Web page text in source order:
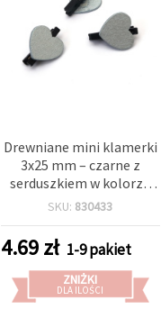
Drewniane mini klamerki
3x25 mm – czarne z
serduszkiem w kolorze
srebrnym – zestaw 12 szt.
rękodzieła, pakowania
prezentów i dekoracji
imprez
SKU: 830433
4.69zł 1-9 pakiet
ZNIŻKI
DLA ILOŚCI